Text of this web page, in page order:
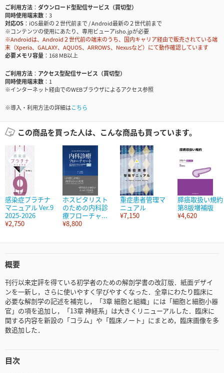
ご利用方法
ダウンロード型配信サービス（買切型）
同時使用端末数
3
対応OS
iOS最新の２世代前まで / Android最新の２世代前まで
※コンテンツの使用にあたり、専用ビューアisho.jpが必要
※Androidは、Android２世代前の端末のうち、国内キャリア経由で販売されている端
末（Xperia、GALAXY、AQUOS、ARROWS、Nexusなど）にて動作確認しています
必要メモリ容量
168 MB以上
ご利用方法
アクセス型配信サービス（買切型）
同時使用端末数
1
※インターネット経由でのWEBブラウザによるアクセス参照
※導入・利用方法の詳細はこちら
この商品を買った人は、こんな商品も買っています。
感染症プラチナ
マニュアル Ver.9
2025-2026
¥2,750
ホスピタリスト
のための内科診
療フローチャ...
¥8,800
重症患者管理マ
ニュアル
¥7,150
膵癌取扱い規約
第8版増補版
¥4,620
概要
刊行以来定評を得ている初学者のための解剖学書の改訂版．紙面デザイ
ンを一新し，さらに使いやすく学びやすくなった．全章にわたり臨床に
必要な解剖学の記述を補完し，「3章 細胞と組織」には「細胞と細胞小器
官」の項を追加し，「13章 神経系」は大きくリニューアルした．臨床に
関する内容を新設の「コラム」や「臨床ノート」にまとめ，臨床画像を多
数追加した．
目次